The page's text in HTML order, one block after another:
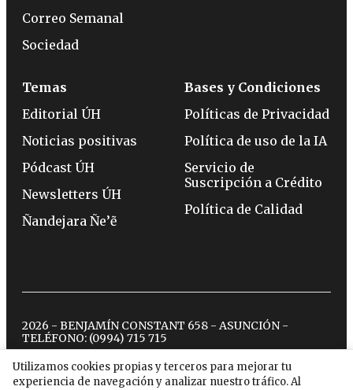
Utilizamos cookies propias y terceros para mejorar tu
experiencia de navegación y analizar nuestro tráfico. Al
Correo Semanal
Sociedad
Temas
Editorial ÚH
Noticias positivas
Pódcast ÚH
Newsletters ÚH
Ñandejara Ñe’ẽ
Bases y Condiciones
Políticas de Privacidad
Política de uso de la IA
Servicio de
Suscripción a Crédito
Política de Calidad
2026 - BENJAMÍN CONSTANT 658 - ASUNCIÓN -
TELÉFONO: (0994) 715 715